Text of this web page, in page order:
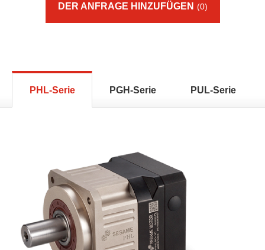
DER ANFRAGE HINZUFÜGEN (0)
PHL-Serie PGH-Serie PUL-Serie